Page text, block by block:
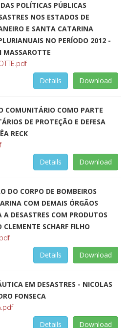
POLÍTICAS PÚBLICAS
NOS ESTADOS DE
E SANTA CATARINA
NO PERÍODO 2012 -
Download
Details
COMUNITÁRIO COMO PARTE
DE PROTEÇÃO E DEFESA
RECK
Download
Details
DO CORPO DE BOMBEIROS
COM DEMAIS ÓRGÃOS
A DESASTRES COM PRODUTOS
CLEMENTE SCHARF FILHO
Download
Details
EM DESASTRES - NICOLAS
FONSECA
Download
Details